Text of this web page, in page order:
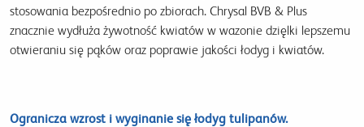
stosowania bezpośrednio po zbiorach. Chrysal BVB & Plus
znacznie wydłuża żywotność kwiatów w wazonie dzięlki lepszemu
otwieraniu się pąków oraz poprawie jakości łodyg i kwiatów.
Ogranicza wzrost i wyginanie się łodyg tulipanów.